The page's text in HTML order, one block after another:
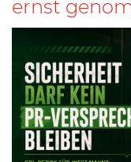
ernst